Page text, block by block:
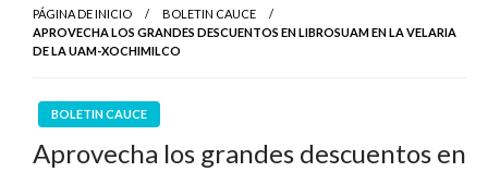
PÁGINA DE INICIO
BOLETIN CAUCE
APROVECHA LOS GRANDES DESCUENTOS EN LIBROSUAM EN LA VELARIA
DE LA UAM-XOCHIMILCO
BOLETIN CAUCE
Aprovecha los grandes descuentos en